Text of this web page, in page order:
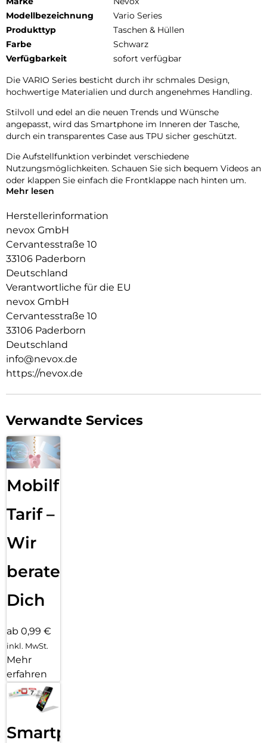
Modellbezeichnung
Vario Series
Produkttyp
Taschen & Hüllen
Farbe
Schwarz
Verfügbarkeit
sofort verfügbar
Die VARIO Series besticht durch ihr schmales Design,
hochwertige Materialien und durch angenehmes Handling.
Stilvoll und edel an die neuen Trends und Wünsche
angepasst, wird das Smartphone im Inneren der Tasche,
durch ein transparentes Case aus TPU sicher geschützt.
Die Aufstellfunktion verbindet verschiedene
Nutzungsmöglichkeiten. Schauen Sie sich bequem Videos an
oder klappen Sie einfach die Frontklappe nach hinten um.
Bedienung kinderleicht und die Schutzhülle öffnet sich nicht
ungewollt.
Beim Umklappen der Frontklappe wird diese ebenfalls durch
die Magneten auf der Rückseite fixiert,
somit ist ein bequemes Telefonieren und Bedienen
Mehr lesen
Herstellerinformation
nevox GmbH
Cervantesstraße 10
33106 Paderborn
Deutschland
Verantwortliche für die EU
nevox GmbH
Cervantesstraße 10
33106 Paderborn
Deutschland
info@nevox.de
https://nevox.de
Verwandte Services
Mobilfunk
Tarif –
Wir
beraten
Dich
ab 0,99 €
inkl. MwSt.
Mehr
erfahren
Smartphone